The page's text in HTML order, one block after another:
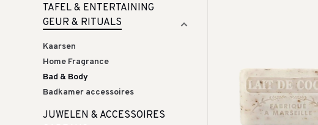
TAFEL & ENTERTAINING
GEUR & RITUALS
Kaarsen
Home Fragrance
Bad & Body
Badkamer accessoires
JUWELEN & ACCESSOIRES